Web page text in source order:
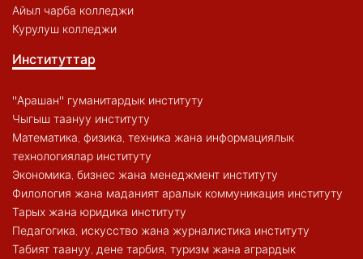
Айыл чарба колледжи
Курулуш колледжи
Институттар
"Арашан" гуманитардык институту
Чыгыш таануу институту
Математика, физика, техника жана информациялык
технологиялар институту
Экономика, бизнес жана менеджмент институту
Филология жана маданият аралык коммуникация институту
Тарых жана юридика институту
Педагогика, искусство жана журналистика институту
Табият таануу, дене тарбия, туризм жана агрардык